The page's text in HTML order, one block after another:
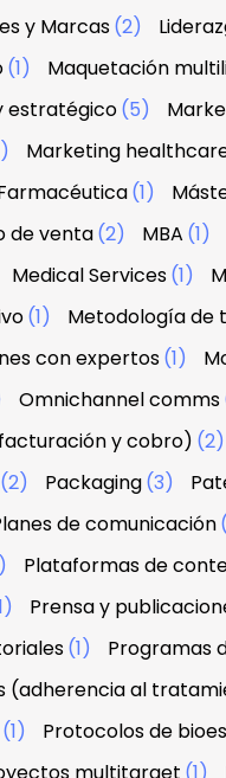
y Marcas(2)
(1) Maquetación
estratégico(5)
Marketing
(1)
de venta(2) MBA (1)
Medical Services(1)
(1) Metodología de
con expertos(1)
Omnichannel comms
y cobro) (2)
(2) Packaging(3)
de comunicación
Plataformas de
Prensa y
(1) Programas
(adherencia al
(1) Protocolos de